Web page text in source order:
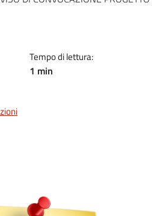
Tempo di lettura:
1 min